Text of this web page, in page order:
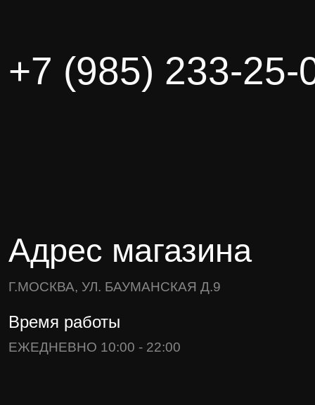
+7 (985) 233-25-
Адрес магазина
Г.МОСКВА, УЛ. БАУМАНСКАЯ Д.9
Время работы
ЕЖЕДНЕВНО 10:00 - 22:00